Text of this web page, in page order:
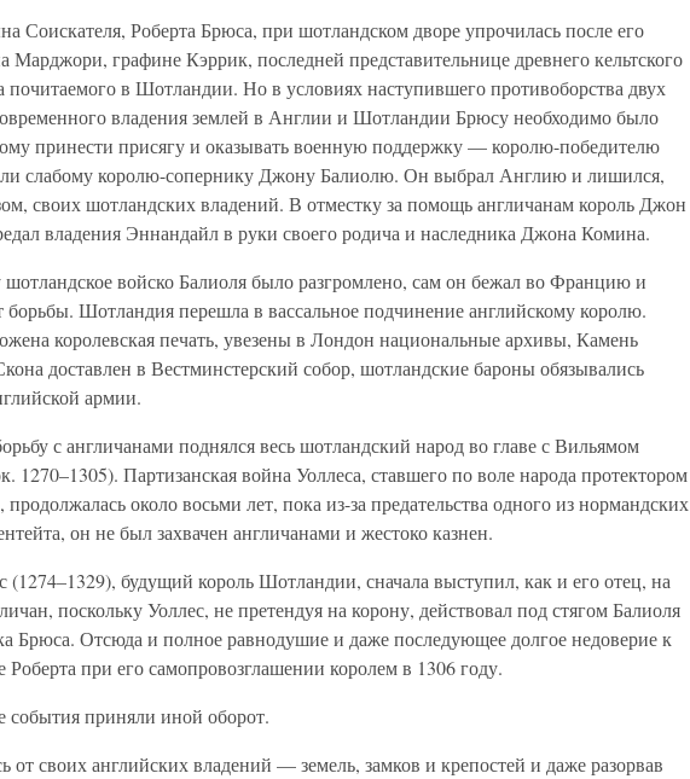
Соискателя, Роберта Брюса, при шотландском дворе упрочилась после его
Марджори, графине Кэррик, последней представительнице древнего кельтского
почитаемого в Шотландии. Но в условиях наступившего противоборства двух
владения землей в Англии и Шотландии Брюсу необходимо было
принести присягу и оказывать военную поддержку — королю-победителю
слабому королю-сопернику Джону Балиолю. Он выбрал Англию и лишился,
своих шотландских владений. В отместку за помощь англичанам король Джон
владения Эннандайл в руки своего родича и наследника Джона Комина.
войско Балиоля было разгромлено, сам он бежал во Францию и
борьбы. Шотландия перешла в вассальное подчинение английскому королю.
королевская печать, увезены в Лондон национальные архивы, Камень
доставлен в Вестминстерский собор, шотландские бароны обязывались
армии.
с англичанами поднялся весь шотландский народ во главе с Вильямом
1270–1305). Партизанская война Уоллеса, ставшего по воле народа протектором
около восьми лет, пока из-за предательства одного из нормандских
он не был захвачен англичанами и жестоко казнен.
(1274–1329), будущий король Шотландии, сначала выступил, как и его отец, на
поскольку Уоллес, не претендуя на корону, действовал под стягом Балиоля
Брюса. Отсюда и полное равнодушие и даже последующее долгое недоверие к
Роберта при его самопровозглашении королем в 1306 году.
события приняли иной оборот.
от своих английских владений — земель, замков и крепостей и даже разорвав